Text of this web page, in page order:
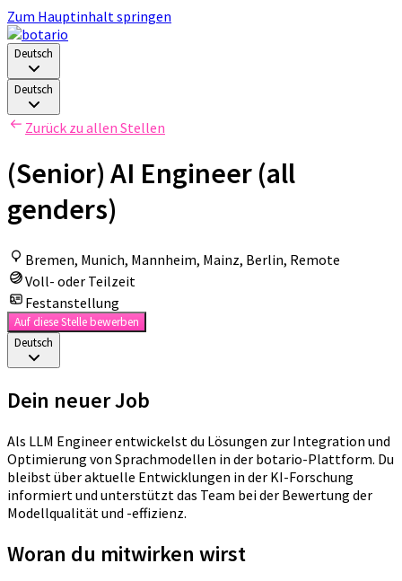
Zum Hauptinhalt springen
Deutsch
Deutsch
Zurück zu allen Stellen
(Senior) AI Engineer (all
genders)
Bremen, Munich, Mannheim, Mainz, Berlin, Remote
Voll- oder Teilzeit
Festanstellung
Auf diese Stelle bewerben
Deutsch
Dein neuer Job
Als LLM Engineer entwickelst du Lösungen zur Integration und
Optimierung von Sprachmodellen in der botario-Plattform. Du
bleibst über aktuelle Entwicklungen in der KI-Forschung
informiert und unterstützt das Team bei der Bewertung der
Modellqualität und -effizienz.
Woran du mitwirken wirst